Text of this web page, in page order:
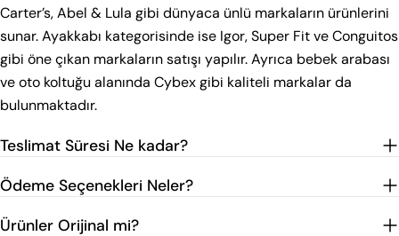
Carter’s, Abel & Lula gibi dünyaca ünlü markaların ürünlerini
sunar. Ayakkabı kategorisinde ise Igor, Super Fit ve Conguitos
gibi öne çıkan markaların satışı yapılır. Ayrıca bebek arabası
ve oto koltuğu alanında Cybex gibi kaliteli markalar da
bulunmaktadır.
Teslimat Süresi Ne kadar?
Ödeme Seçenekleri Neler?
Ürünler Orijinal mi?